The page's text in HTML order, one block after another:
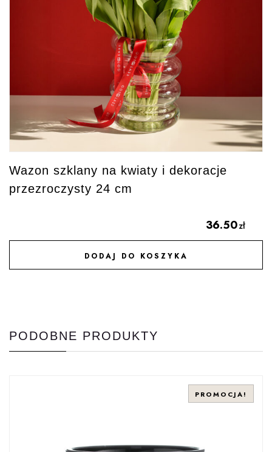
Wazon szklany na kwiaty i dekoracje
przezroczysty 24 cm
36.50zł
DODAJ DO KOSZYKA
DODAJ DO ULUBIONYCH
PODOBNE PRODUKTY
PROMOCJA!